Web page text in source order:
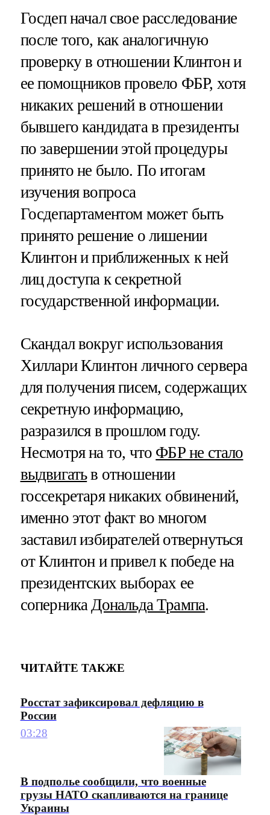
Госдеп начал свое расследование
после того, как аналогичную
проверку в отношении Клинтон и
ее помощников провело ФБР, хотя
никаких решений в отношении
бывшего кандидата в президенты
по завершении этой процедуры
принято не было. По итогам
изучения вопроса
Госдепартаментом может быть
принято решение о лишении
Клинтон и приближенных к ней
лиц доступа к секретной
государственной информации.
Скандал вокруг использования
Хиллари Клинтон личного сервера
для получения писем, содержащих
секретную информацию,
разразился в прошлом году.
Несмотря на то, что ФБР не стало
выдвигатьв отношении
госсекретаря никаких обвинений,
именно этот факт во многом
заставил избирателей отвернуться
от Клинтон и привел к победе на
президентских выборах ее
соперника Дональда Трампа.
ЧИТАЙТЕ ТАКЖЕ
Росстат зафиксировал дефляцию в
России
03:28
В подполье сообщили, что военные
грузы НАТО скапливаются на границе
Украины